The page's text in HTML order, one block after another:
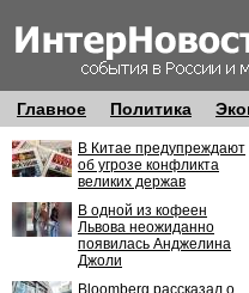
Главное Политика
В Китае предупреждают
об угрозе конфликта
великих держав
В одной из кофеен
Львова неожиданно
появилась Анджелина
Джоли
Bloomberg рассказал о